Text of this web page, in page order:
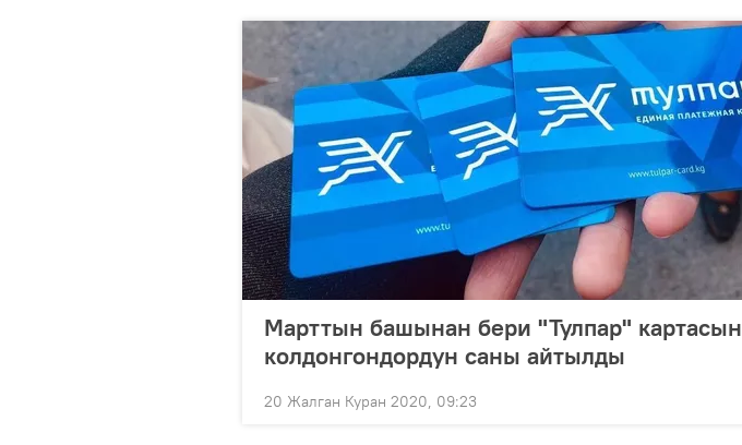
Марттын башынан бери "Тулпар" картасын
колдонгондордун саны айтылды
20 Жалган Куран 2020, 09:23